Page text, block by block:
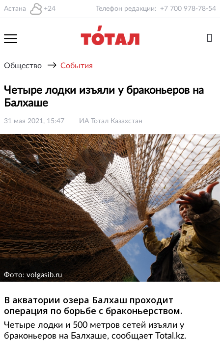
Астана +24 Телефон редакции: +7 700 978-78-54
Общество → События
Четыре лодки изъяли у браконьеров на
Балхаше
31 мая 2021, 15:47 ИА Тотал Казахстан
Фото: volgasib.ru
В акватории озера Балхаш проходит
операция по борьбе с браконьерством.
Четыре лодки и 500 метров сетей изъяли у
браконьеров на Балхаше, сообщает Total.kz.